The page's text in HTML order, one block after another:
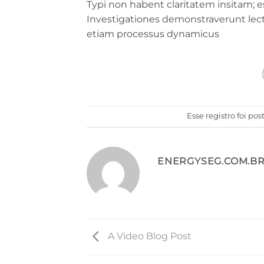
Typi non habent claritatem insitam;
Investigationes demonstraverunt
etiam processus dynamicus
Esse registro foi
A Video Blog Post